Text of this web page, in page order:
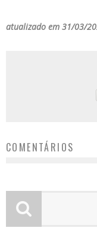
atualizado em 31/03/
COMENTÁRIOS